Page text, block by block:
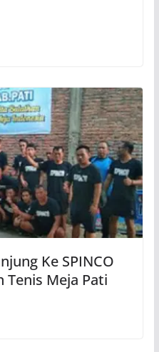
Ke SPINCO
Meja Pati